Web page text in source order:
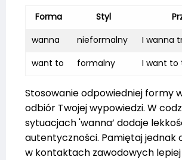
Forma Styl
wanna
nieformalny
I wanna
want to
formalny I want to
Stosowanie odpowiedniej formy
odbiór Twojej wypowiedzi. W
sytuacjach 'wanna’ dodaje
autentyczności. Pamiętaj jednak
w kontaktach zawodowych